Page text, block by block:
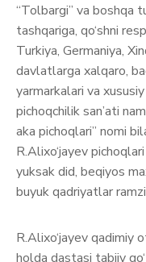
“Tolbargi” va boshqa
tashqariga, qo‘shni
Turkiya, Germaniya,
davlatlarga xalqaro,
yarmarkalari va
pichoqchilik san’ati
aka pichoqlari” nomi
R.Alixo‘jayev
yuksak did, beqiyos
buyuk qadriyatlar
R.Alixo‘jayev qadimiy
holda dastasi tabiiy